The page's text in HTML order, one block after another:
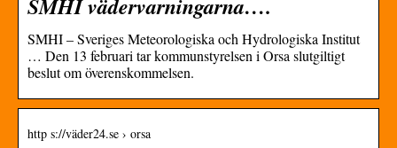
SMHI vädervarningarna….
SMHI – Sveriges Meteorologiska och Hydrologiska Institut
… Den 13 februari tar kommunstyrelsen i Orsa slutgiltigt
beslut om överenskommelsen.
http s://väder24.se › orsa